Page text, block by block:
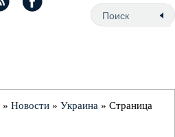
» Новости » Украина » Страница